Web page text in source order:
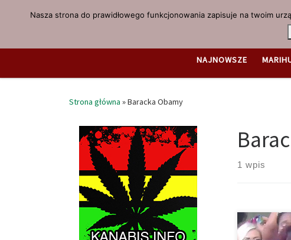
Przejdź do treści
NAJNOWSZE
Strona główna »Baracka Obamy
1 wpis
Nasza strona do prawidłowego funkcjonowania zapisuje na twoim